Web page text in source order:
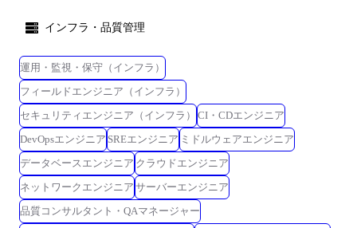
インフラ・品質管理
運用・監視・保守（インフラ）
フィールドエンジニア（インフラ）
セキュリティエンジニア（インフラ）
CI・CDエンジニア
DevOpsエンジニア SREエンジニア ミドルウェアエンジニア
データベースエンジニア クラウドエンジニア
ネットワークエンジニア サーバーエンジニア
品質コンサルタント・QAマネージャー